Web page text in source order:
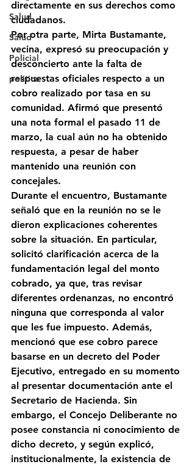
Salud
Salud
Policial
politica
directamente en sus derechos como
ciudadanos.
Por otra parte, Mirta Bustamante,
vecina, expresó su preocupación y
desconcierto ante la falta de
respuestas oficiales respecto a un
cobro realizado por tasa en su
comunidad. Afirmó que presentó
una nota formal el pasado 11 de
marzo, la cual aún no ha obtenido
respuesta, a pesar de haber
mantenido una reunión con
concejales.
Durante el encuentro, Bustamante
señaló que en la reunión no se le
dieron explicaciones coherentes
sobre la situación. En particular,
solicitó clarificación acerca de la
fundamentación legal del monto
cobrado, ya que, tras revisar
diferentes ordenanzas, no encontró
ninguna que corresponda al valor
que les fue impuesto. Además,
mencionó que ese cobro parece
basarse en un decreto del Poder
Ejecutivo, entregado en su momento
al presentar documentación ante el
Secretario de Hacienda. Sin
embargo, el Concejo Deliberante no
posee constancia ni conocimiento de
dicho decreto, y según explicó,
institucionalmente, la existencia de